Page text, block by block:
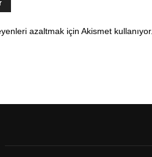
azaltmak için Akismet kullanıyor.